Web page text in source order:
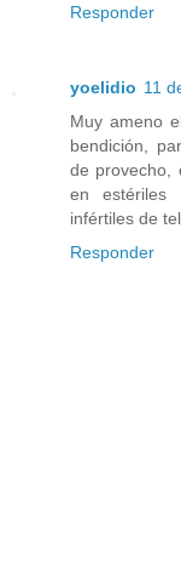
Responder
yoelidio 11
Muy ameno
bendición,
de provecho,
en estériles
infértiles de
Responder